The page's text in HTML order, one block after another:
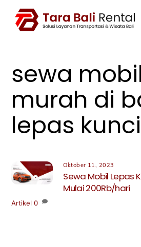
content
sewa
murah di
lepas kunci
Oktober 11, 2023
Sewa Mobil Lepas
Mulai 200Rb/hari
Artikel 0